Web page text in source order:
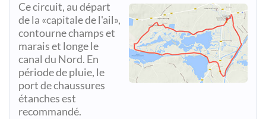
Ce circuit, au départ
de la «capitale de l'ail»,
contourne champs et
marais et longe le
canal du Nord. En
période de pluie, le
port de chaussures
étanches est
recommandé.